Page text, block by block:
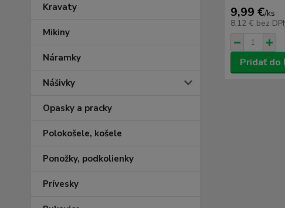
Kravaty
Mikiny
Náramky
Nášivky
Opasky a pracky
Polokošele, košele
Ponožky, podkolienky
Prívesky
9,99 €/ks
8,12 € bez
Pridať do